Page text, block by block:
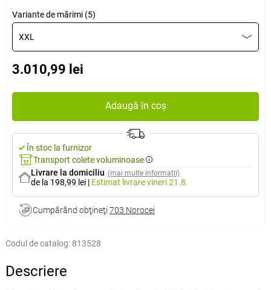
Variante de mărimi (5)
XXL
3.010,99 lei
Adaugă în coș
În stoc la furnizor
Transport colete voluminoase
Livrare la domiciliu (mai multe informații)
de la 198,99 lei | Estimat livrarevineri 21.8.
Cumpărând obţineţi 703 Norocei
Codul de catalog: 813528
Descriere